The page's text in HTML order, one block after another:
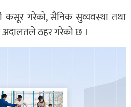
कसूर गरेको, सैनिक सुव्यवस्था तथा
ठहर गरेको छ ।